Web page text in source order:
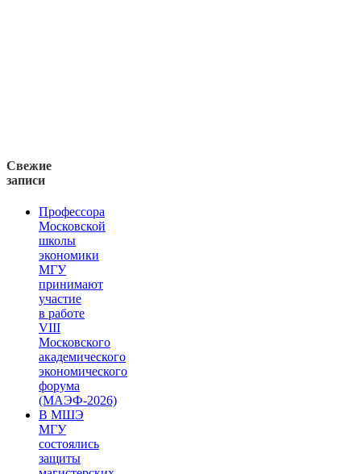
Свежие
записи
Профессора
Московской
школы
экономики
МГУ
принимают
участие
в работе
VIII
Московского
академического
экономического
форума
(МАЭФ-2026)
В МШЭ
МГУ
состоялись
защиты